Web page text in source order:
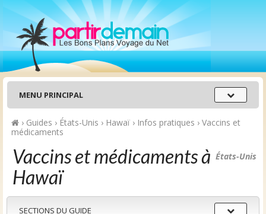
Menu
principal
MENU PRINCIPAL
› Guides › États-Unis › Hawaï › Infos pratiques › Vaccins et
médicaments
États-Unis
Vaccins et médicaments à
Hawaï
Sections
SECTIONS DU GUIDE